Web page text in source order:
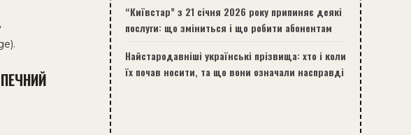
“Київстар” з 21 січня 2026 року припиняє деякі
послуги: що зміниться і що робити абонентам
Найстародавніші українські прізвища: хто і коли
їх почав носити, та що вони означали насправді